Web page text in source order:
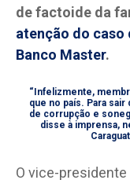
de factoide da
atenção do caso
Banco Master.
“Infelizmente,
que no país. Para
de corrupção e
disse à imprensa,
O vice-